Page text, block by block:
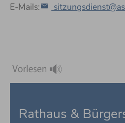
E-Mails:
Rathaus &